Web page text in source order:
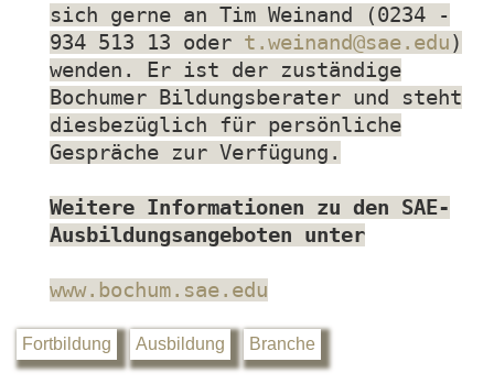
sich gerne an Tim Weinand (0234 -
934 513 13 oder t.weinand@sae.edu)
wenden. Er ist der zuständige
Bochumer Bildungsberater und steht
diesbezüglich für persönliche
Gespräche zur Verfügung.
Weitere Informationen zu den SAE-
Ausbildungsangeboten unter
www.bochum.sae.edu
Fortbildung Ausbildung Branche